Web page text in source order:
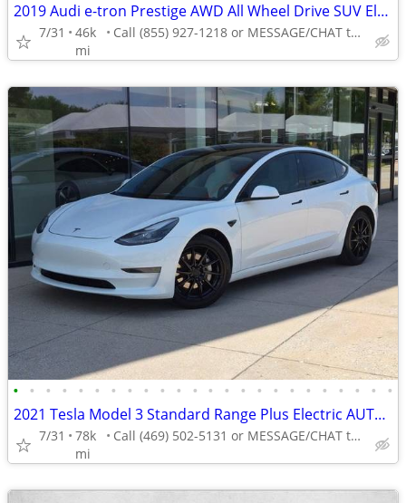
2019 Audi e-tron Prestige AWD All Wheel Drive SUV Electric AUTONATION
7/31
46k
mi
Call (855) 927-1218 or MESSAGE/CHAT to confirm availability
• • • • • • • • • • • • • • • • • • • • • • • •
2021 Tesla Model 3 Standard Range Plus Electric AUTONATION
7/31
78k
mi
Call (469) 502-5131 or MESSAGE/CHAT to confirm availability